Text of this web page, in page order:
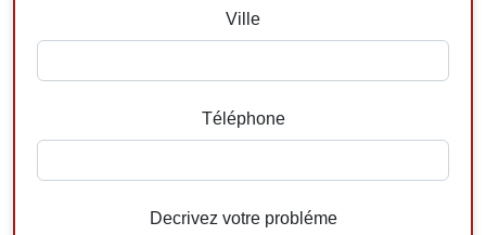
Ville
Téléphone
Decrivez votre probléme